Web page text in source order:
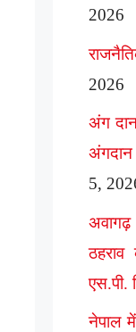
2026
2026
अंग
अंगदान
5,
एस.पी.
नेपाल